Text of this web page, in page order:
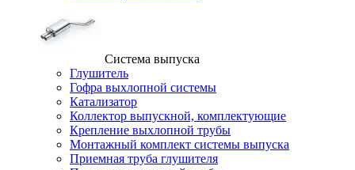
Система выпуска
Глушитель
Гофра выхлопной системы
Катализатор
Коллектор выпускной, комплектующие
Крепление выхлопной трубы
Монтажный комплект системы выпуска
Приемная труба глушителя